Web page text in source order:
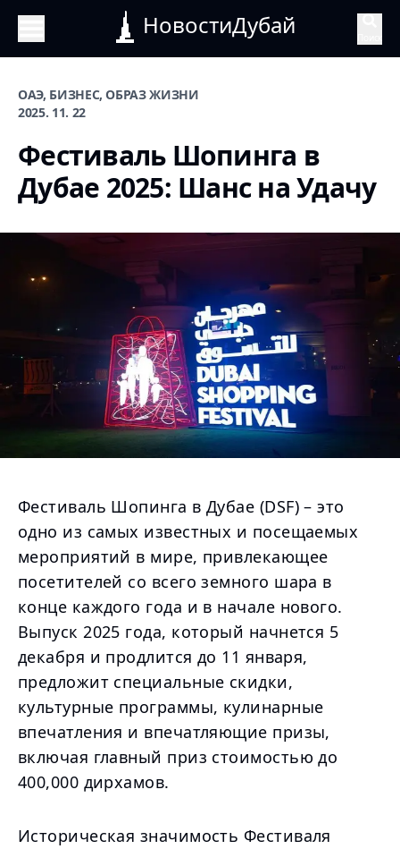
НовостиДубай
ОАЭ, БИЗНЕС, ОБРАЗ ЖИЗНИ
2025. 11. 22
Фестиваль Шопинга в
Дубае 2025: Шанс на Удачу
Фестиваль Шопинга в Дубае (DSF) – это
одно из самых известных и посещаемых
мероприятий в мире, привлекающее
посетителей со всего земного шара в
конце каждого года и в начале нового.
Выпуск 2025 года, который начнется 5
декабря и продлится до 11 января,
предложит специальные скидки,
культурные программы, кулинарные
впечатления и впечатляющие призы,
включая главный приз стоимостью до
400,000 дирхамов.
Историческая значимость Фестиваля